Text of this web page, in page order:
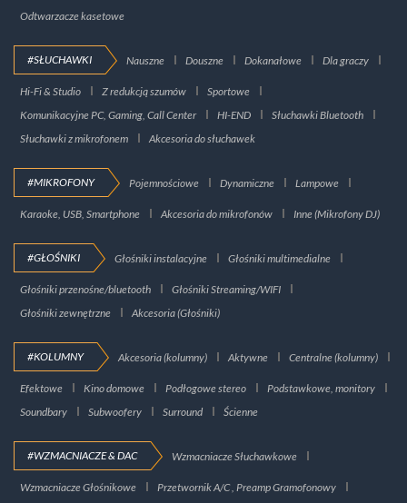
Odtwarzacze kasetowe
#SŁUCHAWKI Nauszne Douszne Dokanałowe Dla graczy
Hi-Fi & Studio Z redukcją szumów
Sportowe
Komunikacyjne PC, Gaming, Call Center
HI-END
Słuchawki Bluetooth
Słuchawki z mikrofonem
Akcesoria do słuchawek
#MIKROFONY Pojemnościowe Dynamiczne Lampowe
Karaoke, USB, Smartphone Akcesoria do mikrofonów Inne (Mikrofony DJ)
#GŁOŚNIKI Głośniki instalacyjne Głośniki multimedialne
Głośniki przenośne/bluetooth
Głośniki Streaming/WIFI
Głośniki zewnętrzne
Akcesoria (Głośniki)
#KOLUMNY Akcesoria (kolumny) Aktywne Centralne (kolumny)
Efektowe Kino domowe Podłogowe stereo
Podstawkowe, monitory
Soundbary
Subwoofery Surround Ścienne
#WZMACNIACZE & DAC Wzmacniacze Słuchawkowe
Wzmacniacze Głośnikowe Przetwornik A/C , Preamp Gramofonowy